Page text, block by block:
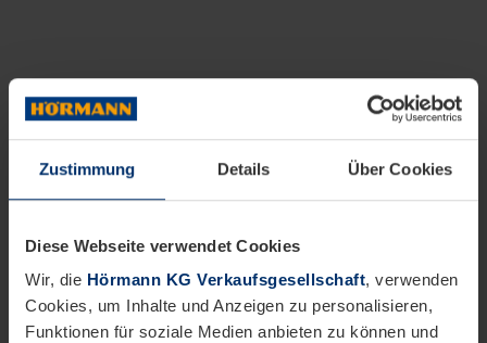
Zustimmung Details Über Cookies
Diese Webseite verwendet Cookies
Wir, die Hörmann KG Verkaufsgesellschaft, verwenden
Cookies, um Inhalte und Anzeigen zu personalisieren,
Funktionen für soziale Medien anbieten zu können und